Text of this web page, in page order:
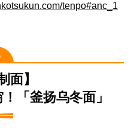
tenpo#anc_1
面】
「釜扬乌冬面」